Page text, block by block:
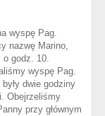
wyspę Pag.
nazwę Marino,
o godz. 10.
wyspę Pag.
dwie godziny
Obejrzeliśmy
przy głównym